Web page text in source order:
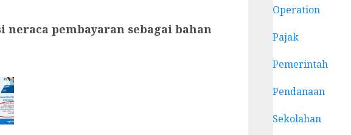
neraca pembayaran sebagai bahan
Operation
Pajak
Pemerintah
Pendanaan
Sekolahan